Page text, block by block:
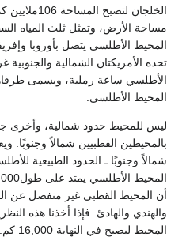
مساحة الأرض، وتمثل ثلث المياه
المحيط الأطلسي يتصل بأوروبا
تحده الأمريكتان الشمالية
الأطلسي ساعة رملية، ويسمى
المحيط الأطلسي.
ليس للمحيط حدود شمالية، وأخرى
بالمحيطين القطبيين شمالاً وجنوبًا.
شمالاً وجنوبًا ـ الحدود الطبيعية
أن المحيط القطبي غير منفصل عن
المحيط ليصبح في النهاية 16,000 كم.